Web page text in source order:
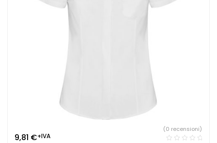
9,81 €+IVA
(0 recensioni)